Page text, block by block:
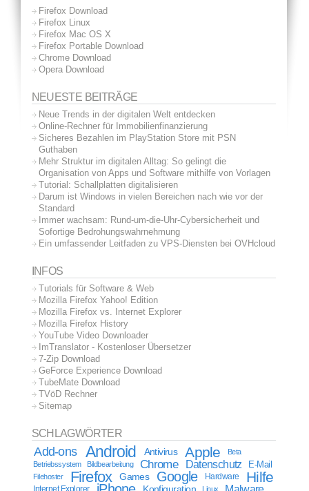
Firefox Download
Firefox Linux
Firefox Mac OS X
Firefox Portable Download
Chrome Download
Opera Download
NEUESTE BEITRÄGE
Neue Trends in der digitalen Welt entdecken
Online-Rechner für Immobilienfinanzierung
Sicheres Bezahlen im PlayStation Store mit PSN
Guthaben
Mehr Struktur im digitalen Alltag: So gelingt die
Organisation von Apps und Software mithilfe von Vorlagen
Tutorial: Schallplatten digitalisieren
Darum ist Windows in vielen Bereichen nach wie vor der
Standard
Immer wachsam: Rund-um-die-Uhr-Cybersicherheit und
Sofortige Bedrohungswahrnehmung
Ein umfassender Leitfaden zu VPS-Diensten bei OVHcloud
INFOS
Tutorials für Software & Web
Mozilla Firefox Yahoo! Edition
Mozilla Firefox vs. Internet Explorer
Mozilla Firefox History
YouTube Video Downloader
ImTranslator - Kostenloser Übersetzer
7-Zip Download
GeForce Experience Download
TubeMate Download
TVöD Rechner
Sitemap
SCHLAGWÖRTER
Add-ons Android Antivirus Apple
Beta
Betriebssystem
Bildbearbeitung Chrome Datenschutz E-Mail
Filehoster Firefox Games Google Hardware Hilfe
Linux